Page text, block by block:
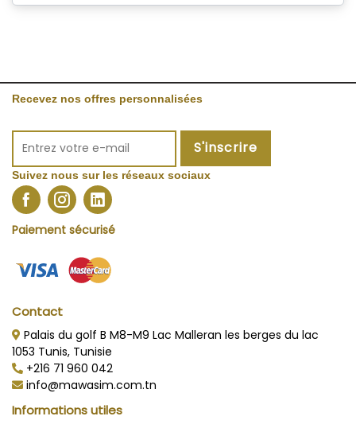
Recevez nos offres personnalisées
S'inscrire
Suivez nous sur les réseaux sociaux
Paiement sécurisé
Contact
Palais du golf B M8-M9 Lac Malleran les berges du lac
1053 Tunis, Tunisie
+216 71 960 042
info@mawasim.com.tn
Informations utiles